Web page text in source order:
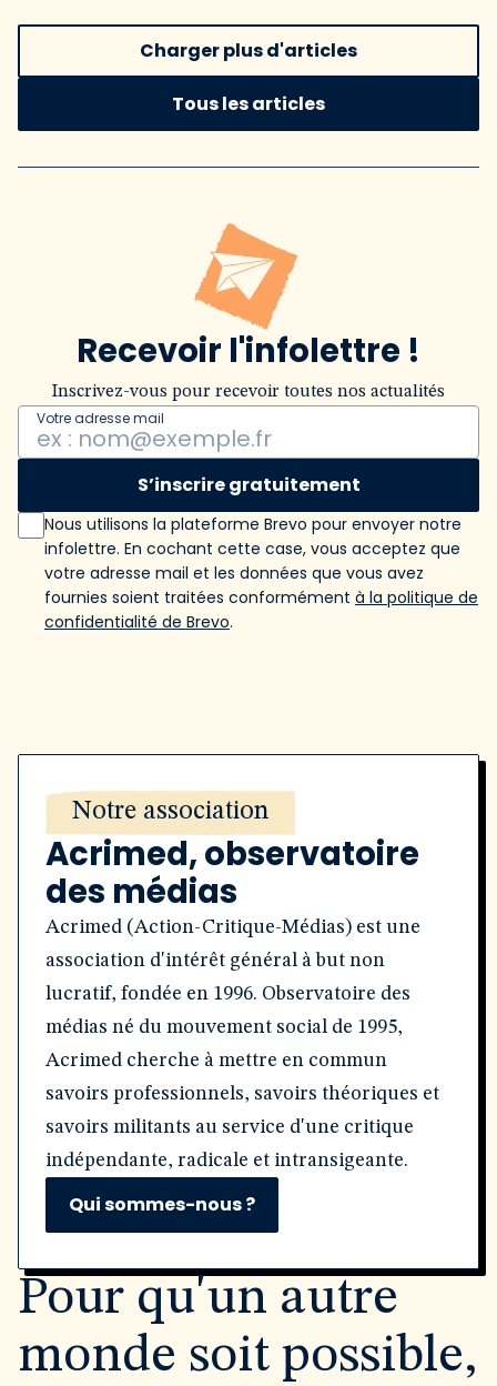
Charger plus d'articles
Tous les articles
Recevoir l'infolettre !
Inscrivez-vous pour recevoir toutes nos actualités
Votre adresse mail
S’inscrire gratuitement
Nous utilisons la plateforme Brevo pour envoyer notre
infolettre. En cochant cette case, vous acceptez que
votre adresse mail et les données que vous avez
fournies soient traitées conformément à la politique de
confidentialité de Brevo.
Notre association
Acrimed, observatoire
des médias
Acrimed (Action-Critique-Médias) est une
association d'intérêt général à but non
lucratif, fondée en 1996. Observatoire des
médias né du mouvement social de 1995,
Acrimed cherche à mettre en commun
savoirs professionnels, savoirs théoriques et
savoirs militants au service d'une critique
indépendante, radicale et intransigeante.
Qui sommes-nous ?
Pour qu'un autre
monde soit possible,